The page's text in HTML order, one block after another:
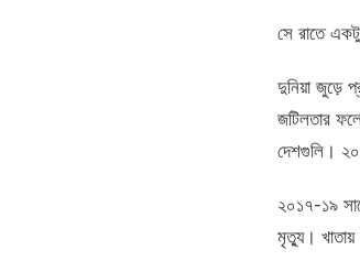
সে রাতে
দুনিয়া জুড়ে
জটিলতার
দেশগুলি।
২০১৭-১৯
মৃত্যু। খাতায়